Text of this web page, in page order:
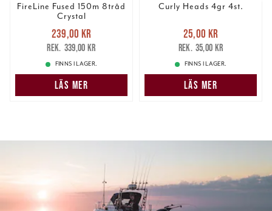
FireLine Fused 150m 8tråd
Crystal
Nuvarande pris
239,00 krTidigare pris
339,00 kr
239,00 kr
339,00 kr
FINNS I LAGER.
LÄS MER
Curly Heads 4gr 4st.
Nuvarande pris
25,00 krTidigare pris
35,00 kr
25,00 kr
35,00 kr
FINNS I LAGER.
LÄS MER